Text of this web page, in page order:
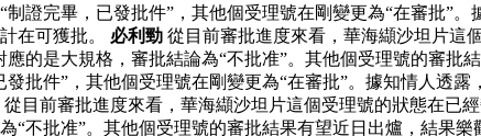
證完畢，已發批件”，其他個受理號在剛變更為“在審批”
在可獲批。 必利勁 從目前審批進度來看，華海纈沙坦片這
的是大規格，審批結論為“不批准”。其他個受理號的審
批件”，其他個受理號在剛變更為“在審批”。據知情人透
目前審批進度來看，華海纈沙坦片這個受理號的狀態在已
“不批准”。其他個受理號的審批結果有望近日出爐，結果樂